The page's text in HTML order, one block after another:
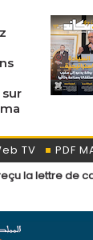
TV
PDF
cadrage